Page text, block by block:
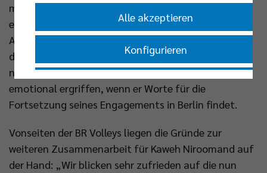
mitwirken, hier weiterhin etwas aufzubauen und zu
entwickeln. Daher habe ich mich sehr über dieses
Angebot und das Vertrauen gefreut. Ich glaube, die
drei Jahre bieten die langfristige Perspektive, um
nächste Schritte zu gehen“, zeigt sich Banks
emotional ergriffen, wenn er Worte für die
Fortsetzung seines Engagements in Berlin findet.
Vonseiten der BR Volleys liegen die Gründe zur
weiteren Zusammenarbeit für Kaweh Niroomand auf
der Hand: „Wir blicken sehr zufrieden auf die nun
Alle akzeptieren
Konfigurieren
Nur essenzielle Cookies akzeptieren